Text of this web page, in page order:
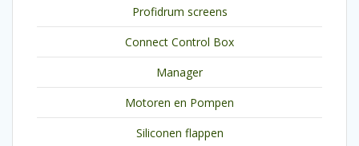
Profidrum screens
Connect Control Box
Manager
Motoren en Pompen
Siliconen flappen